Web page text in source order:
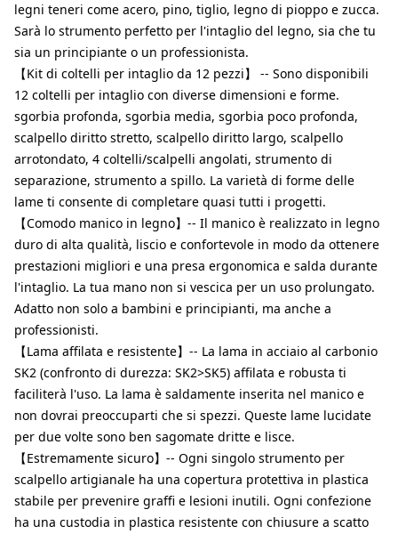
legni teneri come acero, pino, tiglio, legno di pioppo e zucca.
Sarà lo strumento perfetto per l'intaglio del legno, sia che tu
sia un principiante o un professionista.
【Kit di coltelli per intaglio da 12 pezzi】 -- Sono disponibili
12 coltelli per intaglio con diverse dimensioni e forme.
sgorbia profonda, sgorbia media, sgorbia poco profonda,
scalpello diritto stretto, scalpello diritto largo, scalpello
arrotondato, 4 coltelli/scalpelli angolati, strumento di
separazione, strumento a spillo. La varietà di forme delle
lame ti consente di completare quasi tutti i progetti.
【Comodo manico in legno】-- Il manico è realizzato in legno
duro di alta qualità, liscio e confortevole in modo da ottenere
prestazioni migliori e una presa ergonomica e salda durante
l'intaglio. La tua mano non si vescica per un uso prolungato.
Adatto non solo a bambini e principianti, ma anche a
professionisti.
【Lama affilata e resistente】-- La lama in acciaio al carbonio
SK2 (confronto di durezza: SK2>SK5) affilata e robusta ti
faciliterà l'uso. La lama è saldamente inserita nel manico e
non dovrai preoccuparti che si spezzi. Queste lame lucidate
per due volte sono ben sagomate dritte e lisce.
【Estremamente sicuro】-- Ogni singolo strumento per
scalpello artigianale ha una copertura protettiva in plastica
stabile per prevenire graffi e lesioni inutili. Ogni confezione
ha una custodia in plastica resistente con chiusure a scatto